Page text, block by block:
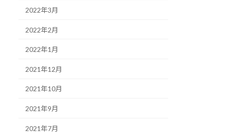
2022年3月
2022年2月
2022年1月
2021年12月
2021年10月
2021年9月
2021年7月